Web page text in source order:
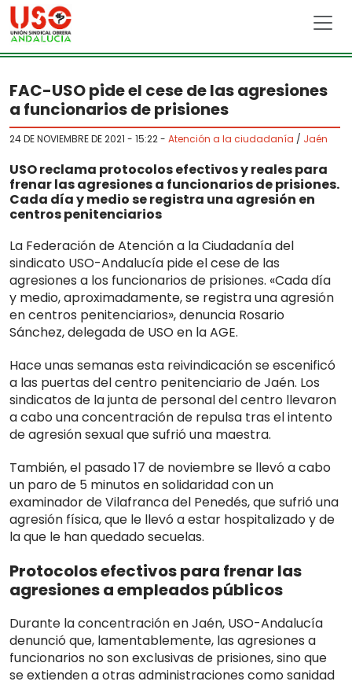
Skip to main content
FAC-USO pide el cese de las agresiones
a funcionarios de prisiones
24 DE NOVIEMBRE DE 2021 - 15:22- Atención a la ciudadanía / Jaén
USO reclama protocolos efectivos y reales para
frenar las agresiones a funcionarios de prisiones.
Cada día y medio se registra una agresión en
centros penitenciarios
La Federación de Atención a la Ciudadanía del
sindicato USO-Andalucía pide el cese de las
agresiones a los funcionarios de prisiones. «Cada día
y medio, aproximadamente, se registra una agresión
en centros penitenciarios», denuncia Rosario
Sánchez, delegada de USO en la AGE.
Hace unas semanas esta reivindicación se escenificó
a las puertas del centro penitenciario de Jaén. Los
sindicatos de la junta de personal del centro llevaron
a cabo una concentración de repulsa tras el intento
de agresión sexual que sufrió una maestra.
También, el pasado 17 de noviembre se llevó a cabo
un paro de 5 minutos en solidaridad con un
examinador de Vilafranca del Penedés, que sufrió una
agresión física, que le llevó a estar hospitalizado y de
la que le han quedado secuelas.
Protocolos efectivos para frenar las
agresiones a empleados públicos
Durante la concentración en Jaén, USO-Andalucía
denunció que, lamentablemente, las agresiones a
funcionarios no son exclusivas de prisiones, sino que
se extienden a otras administraciones como sanidad